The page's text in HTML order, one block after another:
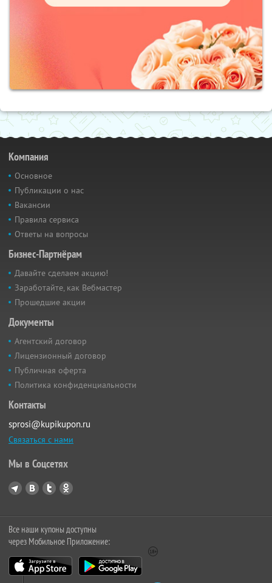
Компания
Основное
Публикации о нас
Вакансии
Правила сервиса
Ответы на вопросы
Бизнес-Партнёрам
Давайте сделаем акцию!
Заработайте, как Вебмастер
Прошедшие акции
Документы
Агентский договор
Лицензионный договор
Публичная оферта
Политика конфиденциальности
Контакты
sprosi@kupikupon.ru
Связаться с нами
Мы в Соцсетях
Все наши купоны доступны
через Мобильное Приложение: